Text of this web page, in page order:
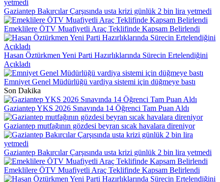
Gaziantep Bakırcılar Çarşısında usta krizi günlük 2 bin lira yetmedi
Emeklilere ÖTV Muafiyetli Araç Teklifinde Kapsam Belirlendi
Hasan Öztürkmen Yeni Parti Hazırlıklarında Sürecin Ertelendiğini
Açıkladı
Emniyet Genel Müdürlüğü vardiya sistemi için düğmeye bastı
Son Dakika
Gaziantep YKS 2026 Sınavında 14 Öğrenci Tam Puan Aldı
Gaziantep mutfağının gözdesi beyran sıcak havalara direniyor
Gaziantep Bakırcılar Çarşısında usta krizi günlük 2 bin lira yetmedi
Emeklilere ÖTV Muafiyetli Araç Teklifinde Kapsam Belirlendi